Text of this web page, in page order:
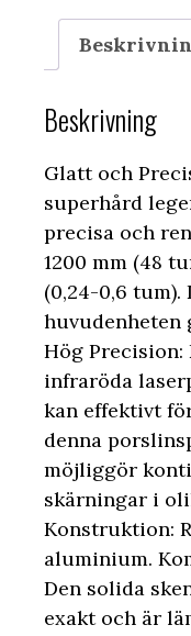
Beskrivning
Glatt och
superhård
precisa och
1200 mm (48
(0,24-0,6 tum).
huvudenheten
Hög Precision:
infraröda
kan effektivt
denna
möjliggör
skärningar i
Konstruktion:
aluminium.
Den solida
exakt och är